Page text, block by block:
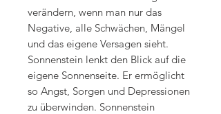
verändern, wenn man nur das
Negative, alle Schwächen, Mängel
und das eigene Versagen sieht.
Sonnenstein lenkt den Blick auf die
eigene Sonnenseite. Er ermöglicht
so Angst, Sorgen und Depressionen
zu überwinden. Sonnenstein